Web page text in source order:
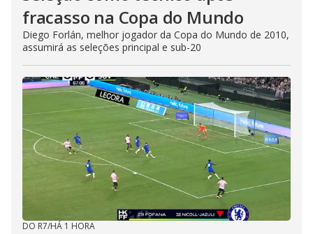
fracasso na Copa do Mundo
Diego Forlán, melhor jogador da Copa do Mundo de 2010,
assumirá as seleções principal e sub-20
DO R7/HÁ 1 HORA